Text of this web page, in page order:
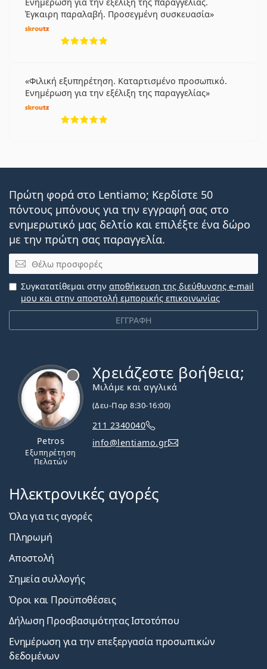
Ενημέρωση για την εξέλιξη της παραγγελίας.
Έγκαιρη παραλαβή. Προσεγμένη συσκευασία
Φιλική εξυπηρέτηση. Καταρτισμένο προσωπικό.
Ενημέρωση για την εξέλιξη της παραγγελίας
Πρώτη φορά στο Lentiamo; Κερδίστε 50
πόντους μπόνους για την εγγραφή σας στο
ενημερωτικό μας δελτίο και επιλέξτε ένα δώρο
με την πρώτη σας παραγγελία.
Email
ΕΓΓΡΑΦΗ
Συγκατατίθεμαι στην αποθήκευση της διεύθυνσης e-mail
μου και στην αποστολή εμπορικής επικοινωνίας
Petros
Εξυπηρέτηση
Πελατών
Χρειάζεστε βοήθεια;
Μιλάμε και αγγλικά
(Δευ-Παρ 8:30-16:00)
211 2340040
info@lentiamo.gr
Ηλεκτρονικές αγορές
Όλα για τις αγορές
Πληρωμή
Αποστολή
Σημεία συλλογής
Όροι και Προϋποθέσεις
Δήλωση Προσβασιμότητας Ιστοτόπου
Ενημέρωση για την επεξεργασία προσωπικών
δεδομένων